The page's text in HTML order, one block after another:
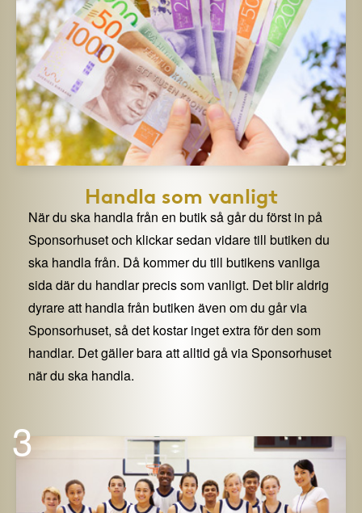
Handla som vanligt
När du ska handla från en butik så går du först in på
Sponsorhuset och klickar sedan vidare till butiken du
ska handla från. Då kommer du till butikens vanliga
sida där du handlar precis som vanligt. Det blir aldrig
dyrare att handla från butiken även om du går via
Sponsorhuset, så det kostar inget extra för den som
handlar. Det gäller bara att alltid gå via Sponsorhuset
när du ska handla.
3